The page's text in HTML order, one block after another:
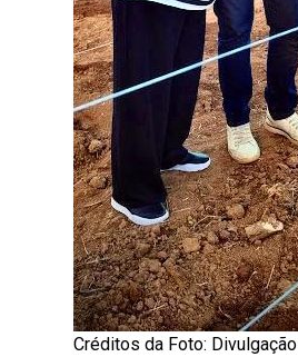
Créditos da Foto: Divulgação